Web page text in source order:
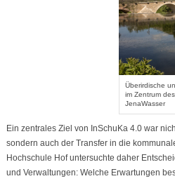
Überirdische
im Zentrum
JenaWasser
Ein zentrales Ziel von InSchuKa 4.0 war
sondern auch der Transfer in die
Hochschule Hof untersuchte daher
und Verwaltungen: Welche Erwartungen